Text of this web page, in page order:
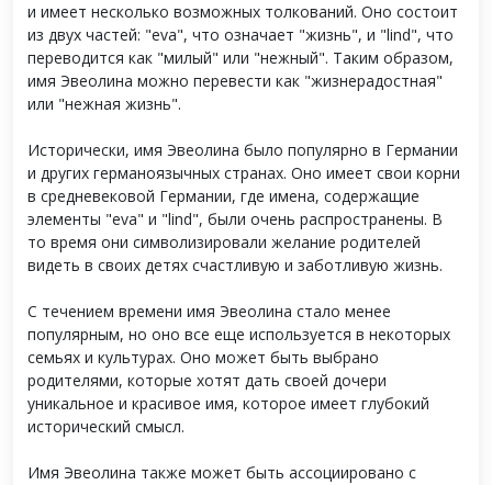
и имеет несколько возможных толкований. Оно состоит
из двух частей: "eva", что означает "жизнь", и "lind", что
переводится как "милый" или "нежный". Таким образом,
имя Эвеолина можно перевести как "жизнерадостная"
или "нежная жизнь".
Исторически, имя Эвеолина было популярно в Германии
и других германоязычных странах. Оно имеет свои корни
в средневековой Германии, где имена, содержащие
элементы "eva" и "lind", были очень распространены. В
то время они символизировали желание родителей
видеть в своих детях счастливую и заботливую жизнь.
С течением времени имя Эвеолина стало менее
популярным, но оно все еще используется в некоторых
семьях и культурах. Оно может быть выбрано
родителями, которые хотят дать своей дочери
уникальное и красивое имя, которое имеет глубокий
исторический смысл.
Имя Эвеолина также может быть ассоциировано с